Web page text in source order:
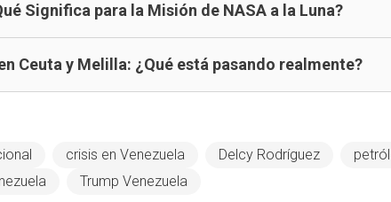
Significa para la Misión de NASA a la Luna?
Ceuta y Melilla: ¿Qué está pasando realmente?
crisis en Venezuela Delcy Rodríguez
Trump Venezuela